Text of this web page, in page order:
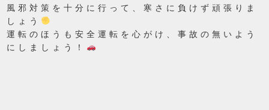
風邪対策を十分に行って、寒さに負けず頑張りま
しょう
運転のほうも安全運転を心がけ、事故の無いよう
にしましょう！